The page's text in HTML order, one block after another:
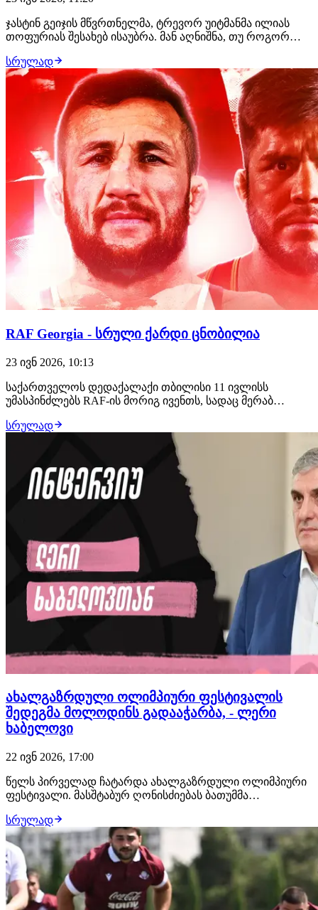
ჯასტინ გეიჯის მწვრთნელმა, ტრევორ უიტმანმა ილიას
თოფურიას შესახებ ისაუბრა. მან აღნიშნა, თუ როგორ
ქართველი ექს-ჩემპიონის დაღლას. ამერიკელმა
დამრიგებელმა მის სუსტ მხარეს ხაზი გაუსვა. "თოფურიას
ბევრ ბრძოლას ვუყურე და დავინახე, რომ გრეპლ…
სრულად
RAF Georgia - სრული ქარდი ცნობილია
23 ივნ 2026, 10:13
საქართველოს დედაქალაქი თბილისი 11 ივლისს
უმასპინძლებს RAF-ის მორიგ ივენთს, სადაც მერაბ
კარგად ნაცნობ ჰენრი სეხუდოს დაუპირისპირდება.
შეგახსენებთ, მათი დუელი უნდა შემდგარიყო 18 აპრილს,
მაგრამ ჭიდაობის დღეს ამერიკელი სპორტსმენი
ტრავმის…
სრულად
ახალგაზრდული ოლიმპიური ფესტივალის
შედეგმა მოლოდინს გადააჭარბა, - ლერი
ხაბელოვი
22 ივნ 2026, 17:00
წელს პირველად ჩატარდა ახალგაზრდული ოლიმპიური
ფესტივალი. მასშტაბურ ღონისძიებას ბათუმმა
სახეობაში გაიმართა და ტურნირში საქართველოს
სხვადასხვა რეგიონიდან 1200 ახალგაზრდა სპორტსმენი
ჩაერთო. ოლიმპიური ფესტივალის ჩატარებისა და
სამომავლო გეგმე…
სრულად